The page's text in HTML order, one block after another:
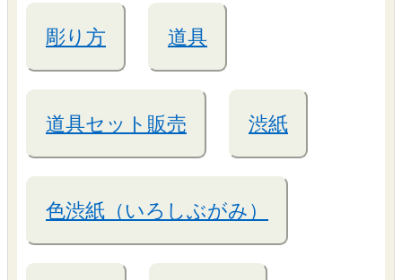
彫り方 道具
道具セット販売 渋紙
色渋紙（いろしぶがみ）